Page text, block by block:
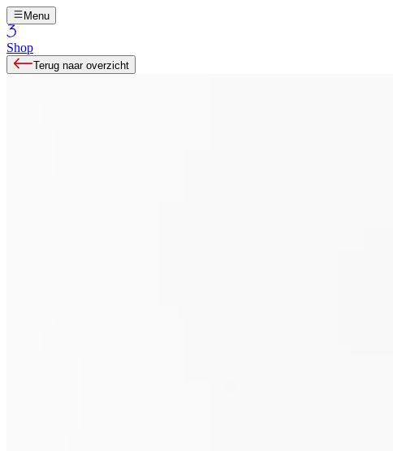
Menu
Shop
Terug naar overzicht